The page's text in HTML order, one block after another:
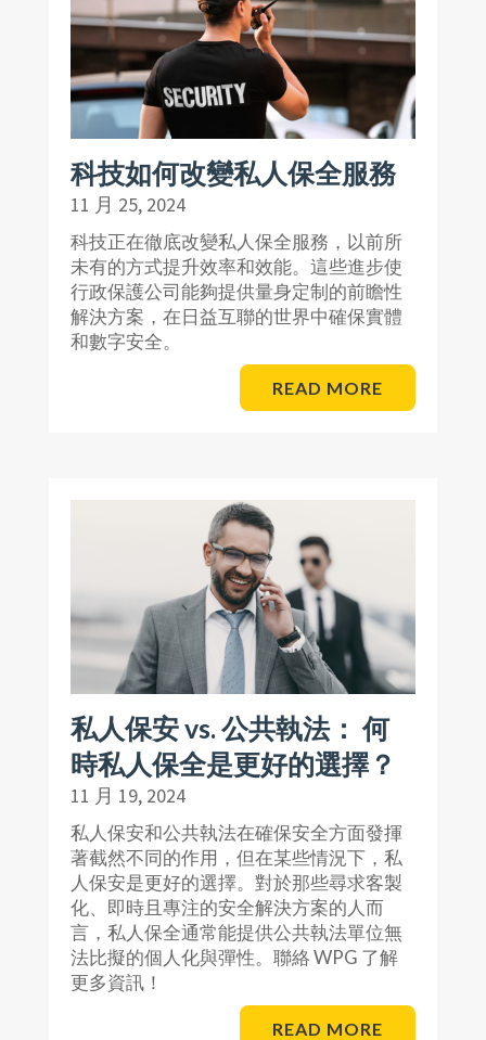
科技如何改變私人保全服務
11 月 25, 2024
科技正在徹底改變私人保全服務，以前所
未有的方式提升效率和效能。這些進步使
行政保護公司能夠提供量身定制的前瞻性
解決方案，在日益互聯的世界中確保實體
和數字安全。
READ MORE
私人保安 vs. 公共執法： 何
時私人保全是更好的選擇？
11 月 19, 2024
私人保安和公共執法在確保安全方面發揮
著截然不同的作用，但在某些情況下，私
人保安是更好的選擇。對於那些尋求客製
化、即時且專注的安全解決方案的人而
言，私人保全通常能提供公共執法單位無
法比擬的個人化與彈性。聯絡 WPG 了解
更多資訊！
READ MORE